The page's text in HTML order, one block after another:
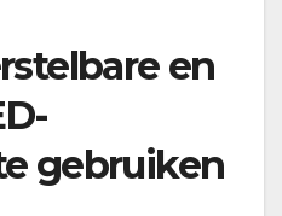
en
gebruiken